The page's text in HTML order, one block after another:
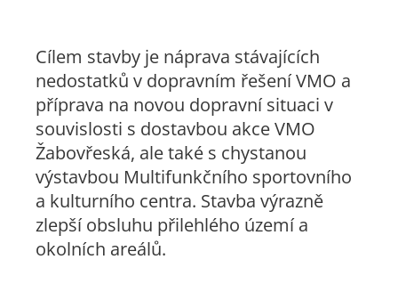
Cílem stavby je náprava stávajících
nedostatků v dopravním řešení VMO a
příprava na novou dopravní situaci v
souvislosti s dostavbou akce VMO
Žabovřeská, ale také s chystanou
výstavbou Multifunkčního sportovního
a kulturního centra. Stavba výrazně
zlepší obsluhu přilehlého území a
okolních areálů.